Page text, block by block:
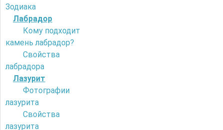
Зодиака
Лабрадор
Кому подходит
камень лабрадор?
Свойства
лабрадора
Лазурит
Фотографии
лазурита
Свойства
лазурита